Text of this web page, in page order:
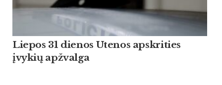
Liepos 31 dienos Utenos apskrities
įvykių apžvalga